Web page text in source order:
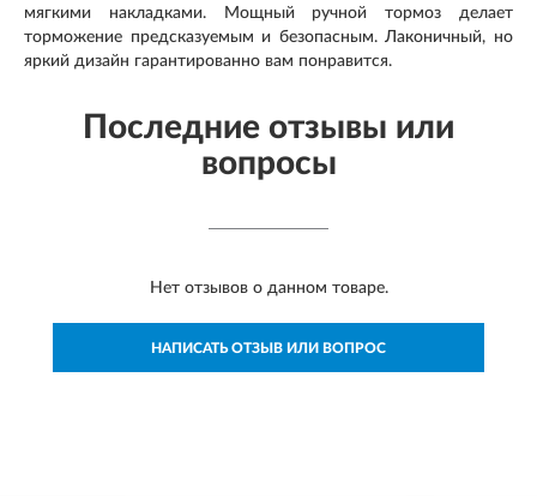
мягкими накладками. Мощный ручной тормоз делает
торможение предсказуемым и безопасным. Лаконичный, но
яркий дизайн гарантированно вам понравится.
Последние отзывы или
вопросы
Нет отзывов о данном товаре.
НАПИСАТЬ ОТЗЫВ ИЛИ ВОПРОС